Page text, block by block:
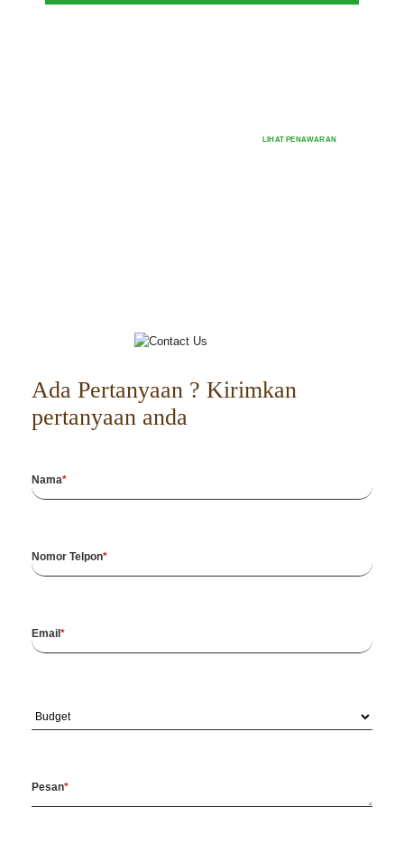
LIHAT PENAWARAN
Ada Pertanyaan ? Kirimkan
pertanyaan anda
Nama
Nomor Telpon
Email
Pesan